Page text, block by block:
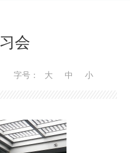
会
字号： 大 中 小